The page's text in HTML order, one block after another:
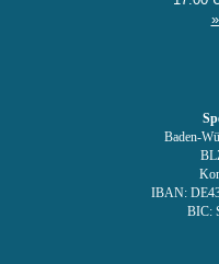
Baden-
IBAN:
BIC: